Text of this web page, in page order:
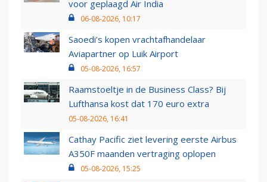
voor geplaagd Air India
06-08-2026, 10:17
Saoedi’s kopen vrachtafhandelaar
Aviapartner op Luik Airport
05-08-2026, 16:57
Raamstoeltje in de Business Class? Bij
Lufthansa kost dat 170 euro extra
05-08-2026, 16:41
Cathay Pacific ziet levering eerste Airbus
A350F maanden vertraging oplopen
05-08-2026, 15:25